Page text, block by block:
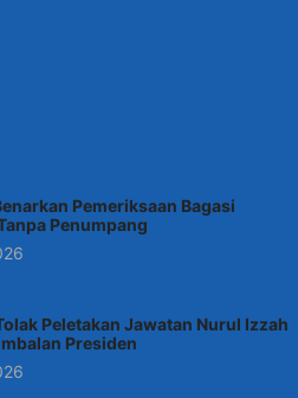
Pemeriksaan Bagasi
Penumpang
Peletakan Jawatan Nurul Izzah
Presiden